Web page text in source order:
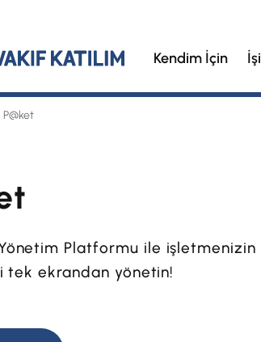
Kendim İçin
P@ket
Platformu ile
tek ekrandan yönetin!